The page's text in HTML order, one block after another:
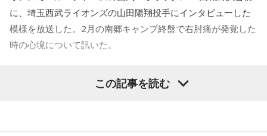
きゃいけないことは、ブラジルに油断してもらう、隙を見せ
てもらうということも1つだと思っていて。
ジルは対戦相手が決まったときに「オランダじゃなくて良か
に、埼玉西武ライオンズの山田陽翔投手にインタビューした
模様を放送した。2月の南郷キャンプ終盤で右肘痛が発覚した
時の心境について訊いた。
しい成績だったかと思いますが、「求めすぎずに自分のやる
この記事を読む